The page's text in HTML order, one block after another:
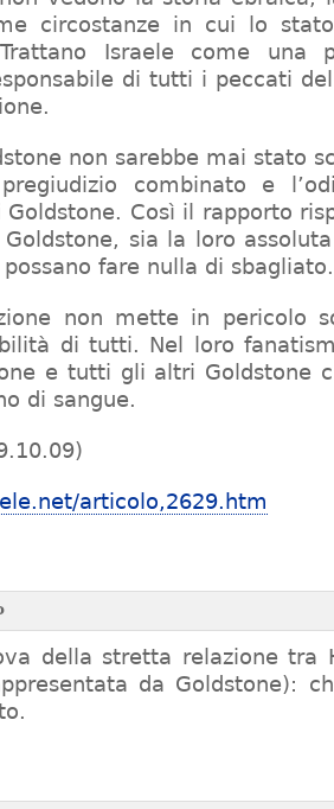
circostanze in cui lo
Israele come una
di tutti i peccati
non sarebbe mai stato
combinato e
Così il rapporto
sia la loro
fare nulla di sbagliato.
non mette in pericolo
di tutti. Nel loro
e tutti gli altri Goldstone
di sangue.
articolo,2629.htm
della stretta relazione tra
da Goldstone):